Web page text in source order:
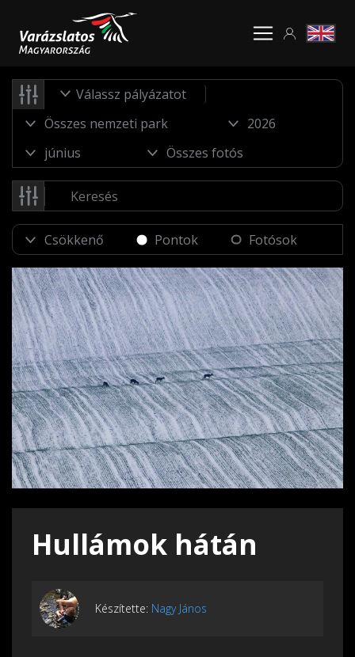
Válassz pályázatot
Pontok Fotósok
Hullámok hátán
Készítette: Nagy János